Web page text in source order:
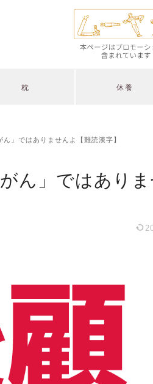
枕 休養
ん」ではありませんよ【難読漢字】
ん」ではありま